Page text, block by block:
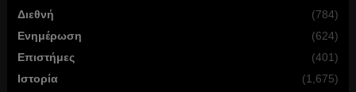
Διεθνή
(784)
Ενημέρωση
(624)
Επιστήμες
(401)
Ιστορία
(1,675)